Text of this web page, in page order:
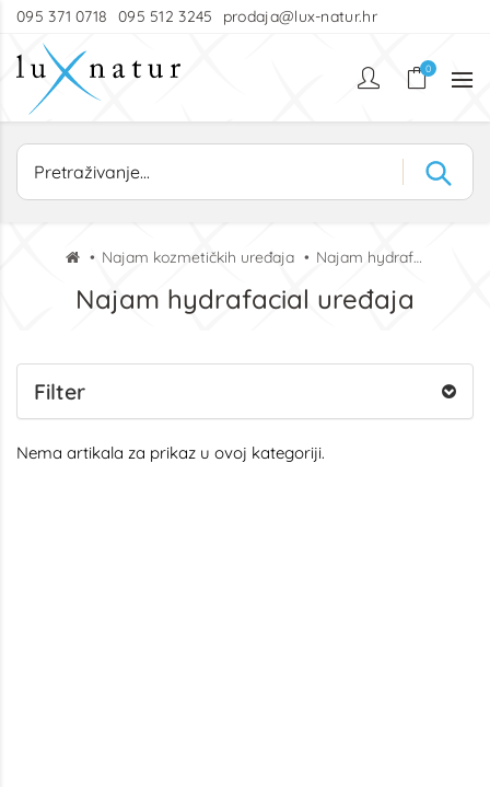
095 371 0718 095 512 3245 prodaja@lux-natur.hr
0
Najam kozmetičkih uređaja Najam hydrafacial uređaja
Najam hydrafacial uređaja
Filter
Nema artikala za prikaz u ovoj kategoriji.